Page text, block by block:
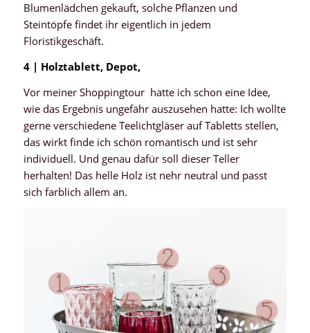
Blumenlädchen gekauft, solche Pflanzen und
Steintöpfe findet ihr eigentlich in jedem
Floristikgeschäft.
4 | Holztablett, Depot,
Vor meiner Shoppingtour hatte ich schon eine Idee,
wie das Ergebnis ungefähr auszusehen hatte: Ich wollte
gerne verschiedene Teelichtgläser auf Tabletts stellen,
das wirkt finde ich schön romantisch und ist sehr
individuell. Und genau dafür soll dieser Teller
herhalten! Das helle Holz ist nehr neutral und passt
sich farblich allem an.